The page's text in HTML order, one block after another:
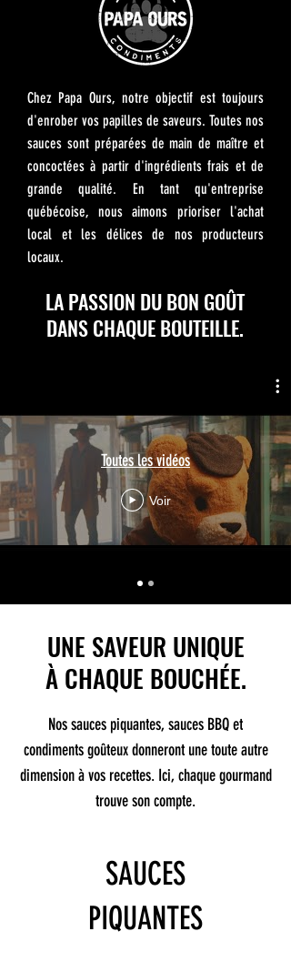
Chez Papa Ours, notre objectif est toujours
d'enrober vos papilles de saveurs. Toutes nos
sauces sont préparées de main de maître et
concoctées à partir d'ingrédients frais et de
grande qualité. En tant qu'entreprise
québécoise, nous aimons prioriser l'achat
local et les délices de nos producteurs
locaux.
LA PASSION DU BON GOÛT
DANS CHAQUE BOUTEILLE.
Toutes les vidéos
Voir
UNE SAVEUR UNIQUE
À CHAQUE BOUCHÉE.
Nos sauces piquantes, sauces BBQ et
condiments goûteux donneront une toute autre
dimension à vos recettes. Ici, chaque gourmand
trouve son compte.
SAUCES
PIQUANTES